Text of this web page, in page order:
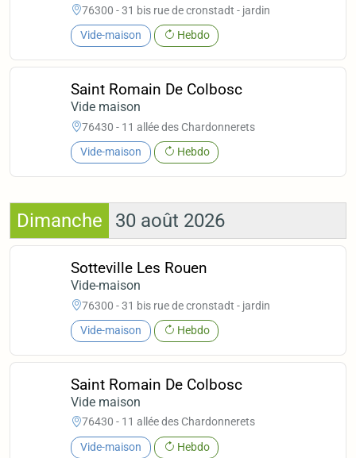
76300 - 31 bis rue de cronstadt - jardin
Vide-maison Hebdo
Saint Romain De Colbosc
Vide maison
76430 - 11 allée des Chardonnerets
Vide-maison Hebdo
Dimanche 30 août 2026
Sotteville Les Rouen
Vide-maison
76300 - 31 bis rue de cronstadt - jardin
Vide-maison Hebdo
Saint Romain De Colbosc
Vide maison
76430 - 11 allée des Chardonnerets
Vide-maison Hebdo